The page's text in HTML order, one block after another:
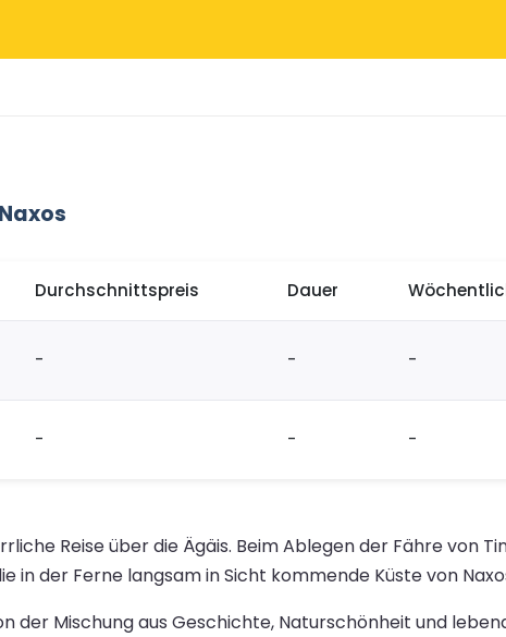
Durchschnittspreis Dauer
- - -
- - -
Reise über die Ägäis. Beim Ablegen der Fähre von
in der Ferne langsam in Sicht kommende Küste von
der Mischung aus Geschichte, Naturschönheit und